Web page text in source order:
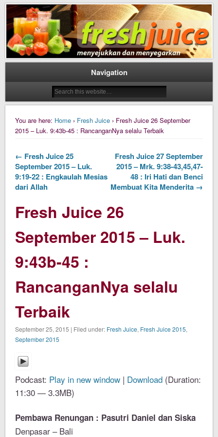
Daily Fresh Juice
Daily Fresh Juice Renungan Harian Katolik Menyejukkan dan Menyegarkan
Navigation
You are here: Home › Fresh Juice › Fresh Juice 26 September
2015 – Luk. 9:43b-45 : RancanganNya selalu Terbaik
← Fresh Juice 25
September 2015 – Luk.
9:19-22 : Engkaulah Mesias
dari Allah
Fresh Juice 27 September
2015 – Mrk. 9:38-43,45,47-
48 : Iri Hati dan Benci
Membuat Kita Menderita →
Fresh Juice 26
September 2015 – Luk.
9:43b-45 :
RancanganNya selalu
Terbaik
September 25, 2015 | Filed under: Fresh Juice, Fresh Juice 2015,
September 2015
Podcast: Play in new window | Download (Duration:
11:30 — 3.3MB)
Pembawa Renungan : Pasutri Daniel dan Siska
Denpasar – Bali